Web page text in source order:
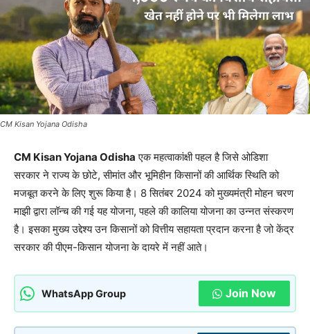
CM Kisan Yojana Odisha
CM Kisan Yojana Odisha एक महत्वाकांक्षी पहल है जिसे ओडिशा
सरकार ने राज्य के छोटे, सीमांत और भूमिहीन किसानों की आर्थिक स्थिति को
मजबूत करने के लिए शुरू किया है। 8 सितंबर 2024 को मुख्यमंत्री मोहन चरण
माझी द्वारा लॉन्च की गई यह योजना, पहले की कालिया योजना का उन्नत संस्करण
है। इसका मुख्य उद्देश्य उन किसानों को वित्तीय सहायता प्रदान करना है जो केंद्र
सरकार की पीएम-किसान योजना के दायरे में नहीं आते।
WhatsApp Group Join Now